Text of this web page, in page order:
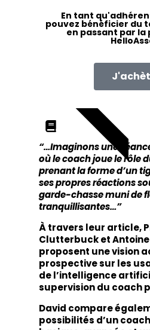
En tant
pouvez bénéficier du
en passant par
TARIF PRÉFÉRENTIEL
“…Imaginons une
où le coach joue le rôle
prenant la forme d’un
ses propres réactions
garde-chasse muni de
tranquillisantes…”
À travers leur article,
Clutterbuck et
proposent une vision
prospective sur les
de l’intelligence
supervision du coach
David compare
possibilités d’un